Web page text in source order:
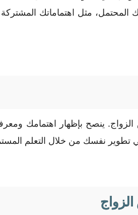
المحتمل، مثل اهتماماتك
الزواج. ينصح بإظهار اهتمامك
في تطوير نفسك من خلال التعلم